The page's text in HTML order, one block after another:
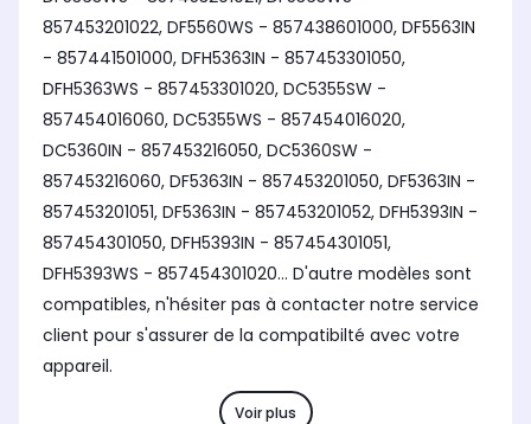
857453201022, DF5560WS - 857438601000, DF5563IN
- 857441501000, DFH5363IN - 857453301050,
DFH5363WS - 857453301020, DC5355SW -
857454016060, DC5355WS - 857454016020,
DC5360IN - 857453216050, DC5360SW -
857453216060, DF5363IN - 857453201050, DF5363IN -
857453201051, DF5363IN - 857453201052, DFH5393IN -
857454301050, DFH5393IN - 857454301051,
DFH5393WS - 857454301020... D'autre modèles sont
compatibles, n'hésiter pas à contacter notre service
client pour s'assurer de la compatibilté avec votre
appareil.
Voir plus